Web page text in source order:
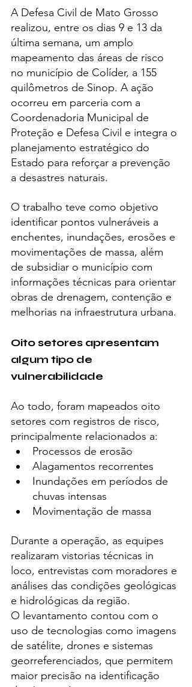
A Defesa Civil de Mato Grosso
realizou, entre os dias 9 e 13 da
última semana, um amplo
mapeamento das áreas de risco
no município de Colíder, a 155
quilômetros de Sinop. A ação
ocorreu em parceria com a
Coordenadoria Municipal de
Proteção e Defesa Civil e integra o
planejamento estratégico do
Estado para reforçar a prevenção
a desastres naturais.
O trabalho teve como objetivo
identificar pontos vulneráveis a
enchentes, inundações, erosões e
movimentações de massa, além
de subsidiar o município com
informações técnicas para orientar
obras de drenagem, contenção e
melhorias na infraestrutura urbana.
Oito setores apresentam
algum tipo de
vulnerabilidade
Ao todo, foram mapeados oito
setores com registros de risco,
principalmente relacionados a:
Processos de erosão
Alagamentos recorrentes
Inundações em períodos de
chuvas intensas
Movimentação de massa
Durante a operação, as equipes
realizaram vistorias técnicas in
loco, entrevistas com moradores e
análises das condições geológicas
e hidrológicas da região.
O levantamento contou com o
uso de tecnologias como imagens
de satélite, drones e sistemas
georreferenciados, que permitem
maior precisão na identificação